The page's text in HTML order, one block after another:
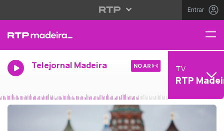
Entrar
Telejornal Madeira NO AR TV
RTP